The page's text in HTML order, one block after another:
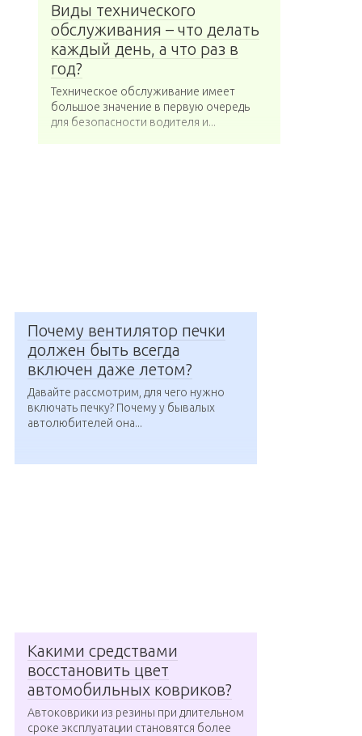
Виды технического
обслуживания – что делать
каждый день, а что раз в
год?
Техническое обслуживание имеет
большое значение в первую очередь
для безопасности водителя и...
Почему вентилятор печки
должен быть всегда
включен даже летом?
Давайте рассмотрим, для чего нужно
включать печку? Почему у бывалых
автолюбителей она...
Какими средствами
восстановить цвет
автомобильных ковриков?
Автоковрики из резины при длительном
сроке эксплуатации становятся более